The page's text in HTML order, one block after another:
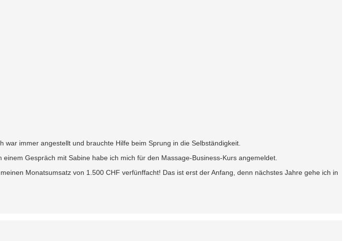
immer angestellt und brauchte Hilfe beim Sprung in die Selbständigkeit.
Gespräch mit Sabine habe ich mich für den Massage-Business-Kurs angemeldet.
Monatsumsatz von 1.500 CHF verfünffacht! Das ist erst der Anfang, denn nächstes Jahre gehe ich in